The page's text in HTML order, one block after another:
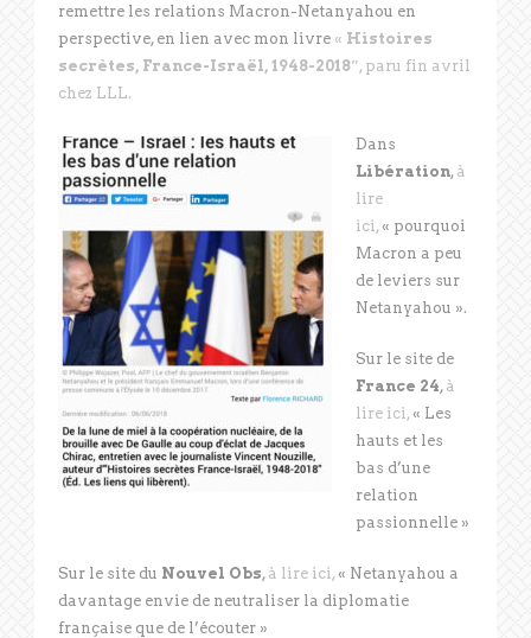
remettre les relations Macron-Netanyahou en
perspective, en lien avec mon livre « Histoires
secrètes, France-Israël, 1948-2018″, paru fin avril
chez LLL.
Dans
Libération, à
lire
ici, « pourquoi
Macron a peu
de leviers sur
Netanyahou ».
Sur le site de
France 24, à
lire ici, « Les
hauts et les
bas d’une
relation
passionnelle »
Sur le site du Nouvel Obs, à lire ici, « Netanyahou a
davantage envie de neutraliser la diplomatie
française que de l’écouter »